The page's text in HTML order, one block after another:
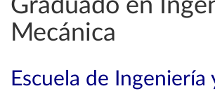
Graduado en
Mecánica
Escuela de Ingeniería